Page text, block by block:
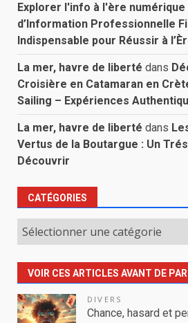
Explorer l'info à l'ère numérique
d’Information Professionnelle
Indispensable pour Réussir à
La mer, havre de liberté dans
Croisière en Catamaran en
Sailing – Expériences
La mer, havre de liberté dans
Vertus de la Boutargue : Un
Découvrir
CATÉGORIES
Catégories
VOIR CES ARTICLES AVANT DE
DIVERS
Chance, hasard et